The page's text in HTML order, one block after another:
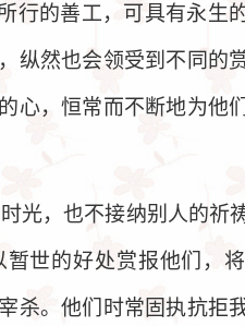
行的善工，可具有永生
纵然也会领受到不同的
心，恒常而不断地为他
光，也不接纳别人的祈
世的好处赏报他们，
杀。他们时常固执抗拒